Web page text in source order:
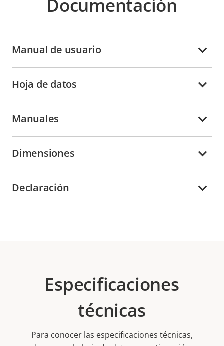
Documentación
Manual de usuario
Hoja de datos
Manuales
Dimensiones
Declaración
Especificaciones
técnicas
Para conocer las especificaciones técnicas,